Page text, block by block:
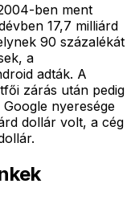
ben ment
17,7 milliárd
90 százalékát
a
adták. A
zárás után pedig
nyeresége
dollár volt, a cég